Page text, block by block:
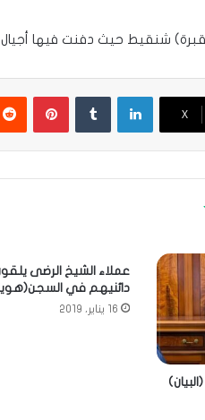
شنقيط حيث دفنت فيها أجيال
X
لينكدإن
عملاء الشيخ الرضى
دائنيهم في
16 يناير، 2019